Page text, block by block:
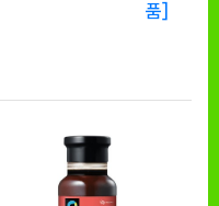
품]